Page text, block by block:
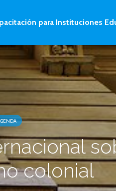
para Instituciones
colonial